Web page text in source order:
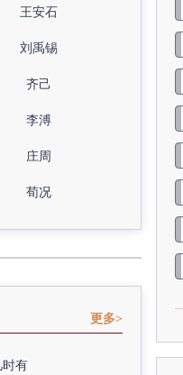
王安石
刘禹锡
齐己
李溥
庄周
荀况
更多>
时有